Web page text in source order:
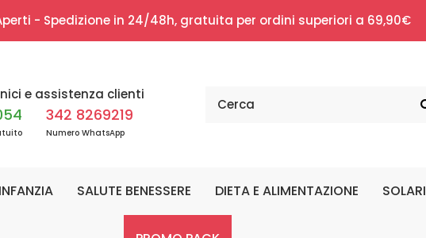
- Spedizione in 24/48h, gratuita per ordini superiori a 69,90€
e assistenza clienti
342 8269219
Numero WhatsApp
SALUTE BENESSERE DIETA E ALIMENTAZIONE SOLARI